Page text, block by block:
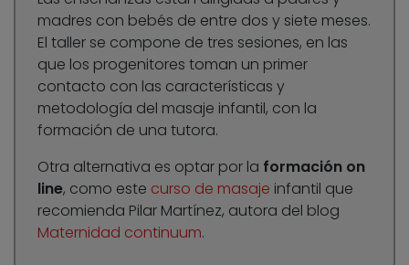
madres con bebés de entre dos y siete meses.
El taller se compone de tres sesiones, en las
que los progenitores toman un primer
contacto con las características y
metodología del masaje infantil, con la
formación de una tutora.
Otra alternativa es optar por la formación on
line, como este curso de masaje infantil que
recomienda Pilar Martínez, autora del blog
Maternidad continuum.